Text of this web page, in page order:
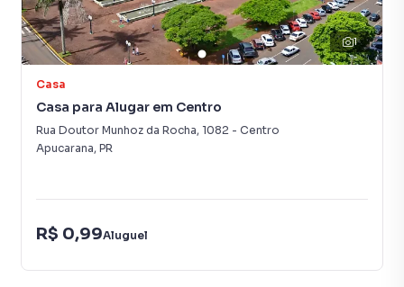
1
Casa
Casa para Alugar em Centro
Rua Doutor Munhoz da Rocha, 1082 - Centro
Apucarana, PR
R$ 0,99Aluguel